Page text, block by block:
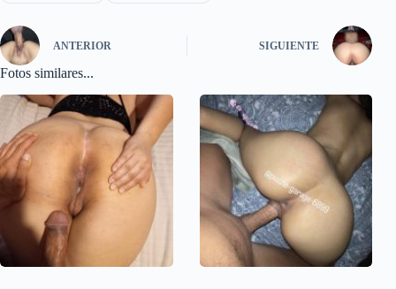
ANTERIOR SIGUIENTE
Fotos similares...